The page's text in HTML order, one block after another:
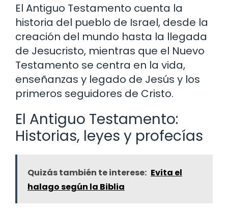
El Antiguo Testamento cuenta la
historia del pueblo de Israel, desde la
creación del mundo hasta la llegada
de Jesucristo, mientras que el Nuevo
Testamento se centra en la vida,
enseñanzas y legado de Jesús y los
primeros seguidores de Cristo.
El Antiguo Testamento:
Historias, leyes y profecías
Quizás también te interese: Evita el
halago según la Biblia